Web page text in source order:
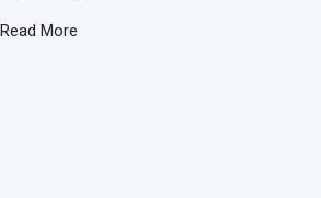
Read More